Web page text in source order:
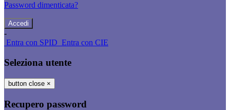
Password dimenticata?
-
Entra con SPID Entra con CIE
Seleziona utente
button close ×
Recupero password